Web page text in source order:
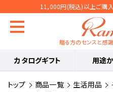
11,000円(税込)以上ご購入
贈る方のセンスと感
カタログギフト 用途
トップ 商品一覧 生活用品